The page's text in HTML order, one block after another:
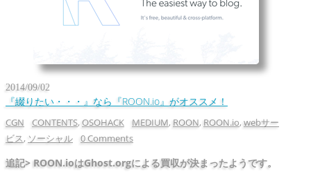
2014/09/02
『綴りたい・・・』なら『ROON.io』がオススメ！
CGN CONTENTS, OSOHACK MEDIUM, ROON, ROON.io, webサー
ビス, ソーシャル 0 Comments
追記> ROON.ioはGhost.orgによる買収が決まったようです。